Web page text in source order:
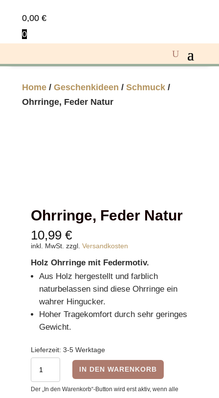
0,00 €
0
Home/ Geschenkideen / Schmuck/
Ohrringe, Feder Natur
Ohrringe, Feder Natur
10,99 €
inkl. MwSt. zzgl. Versandkosten
Holz Ohrringe mit Federmotiv.
Aus Holz hergestellt und farblich
naturbelassen sind diese Ohrringe ein
wahrer Hingucker.
Hoher Tragekomfort durch sehr geringes
Gewicht.
Lieferzeit: 3-5 Werktage
Feder
Natur
IN DEN WARENKORB
Der „In den Warenkorb“-Button wird erst aktiv, wenn alle